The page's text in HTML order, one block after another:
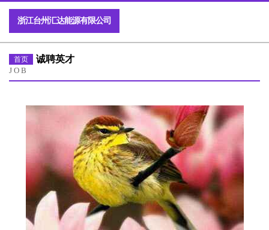
浙江台州汇达能源有限公司
首页 诚聘英才
JOB